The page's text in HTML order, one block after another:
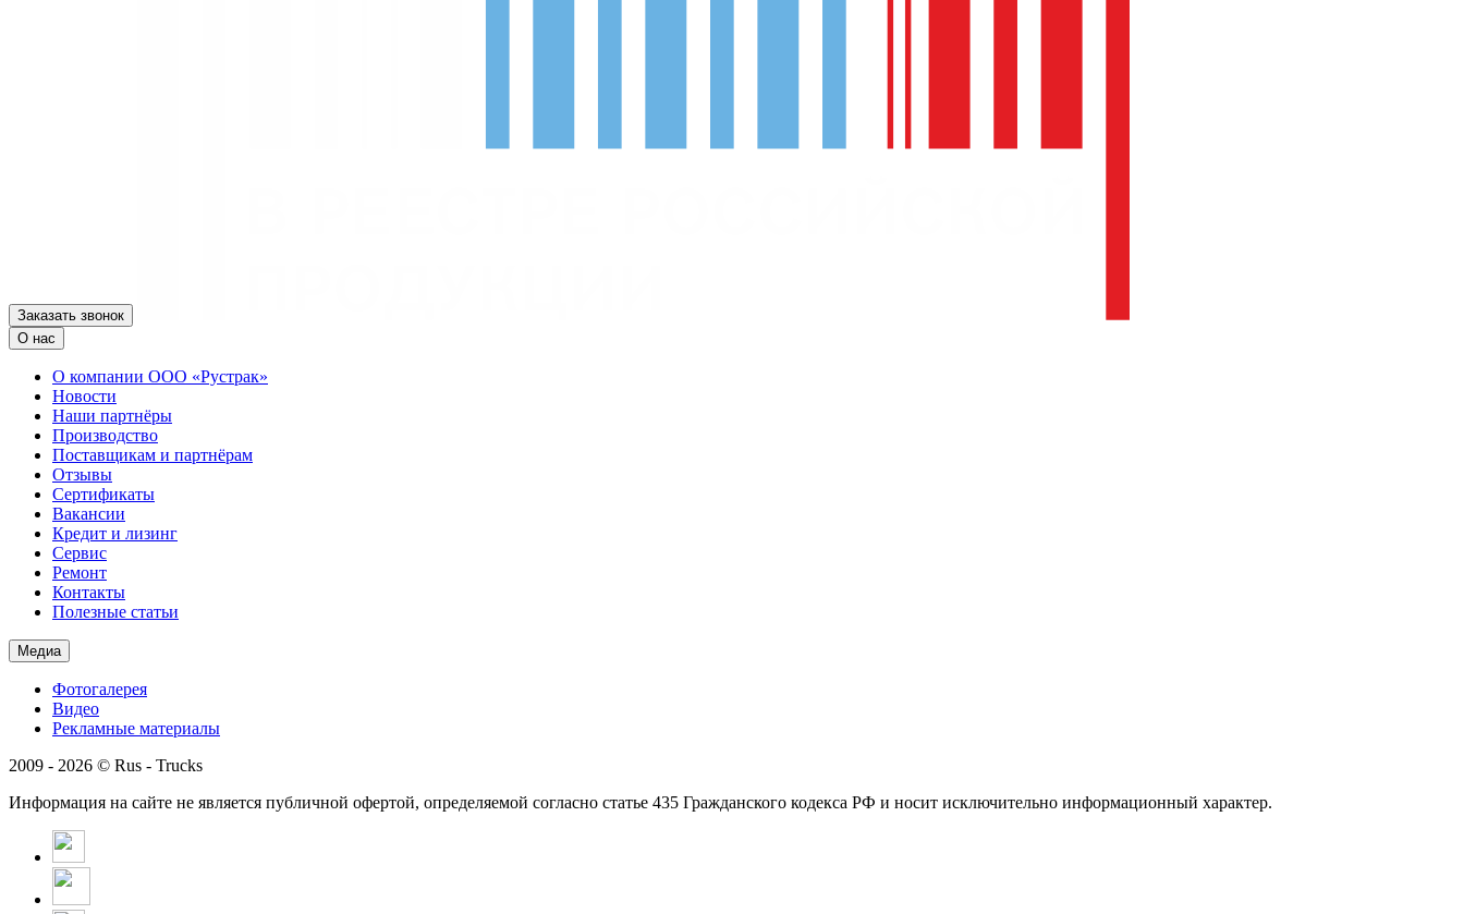
Заказать звонок
О нас
О компании ООО «Рустрак»
Новости
Наши партнёры
Производство
Поставщикам и партнёрам
Отзывы
Сертификаты
Вакансии
Кредит и лизинг
Сервис
Ремонт
Контакты
Полезные статьи
Медиа
Фотогалерея
Видео
Рекламные материалы
2009 - 2026 © Rus - Trucks
Информация на сайте не является публичной офертой, определяемой согласно статье 435 Гражданского кодекса РФ и носит исключительно информационный характер.